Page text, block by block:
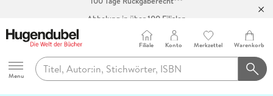
Abholung in über 100 Filialen
Hugendubel
Menu
Filiale Konto Merkzettel Warenkorb